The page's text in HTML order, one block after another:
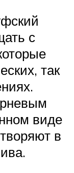
с
так
виде
в